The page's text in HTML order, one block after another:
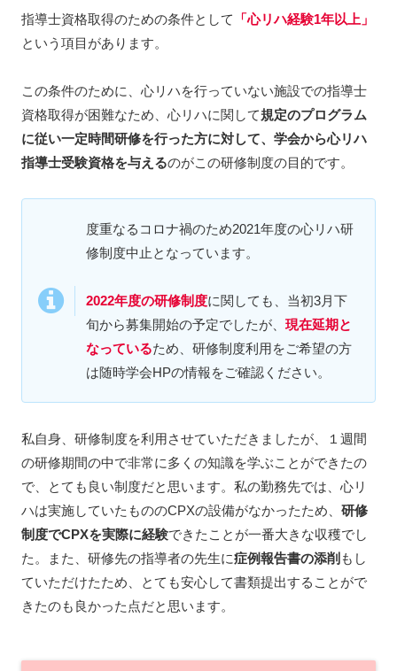
指導士資格取得のための条件として
「心リハ経験1年以上」
という項目があります。
この条件のために、心リハを行っていない施設での指導士
資格取得が困難なため、心リハに関して規定のプログラム
に従い一定時間研修を行った方に対して、学会から心リハ
指導士受験資格を与えるのがこの研修制度の目的です。
度重なるコロナ禍のため2021年度の心リハ研
修制度中止となっています。
2022年度の研修制度に関しても、当初3月下
旬から募集開始の予定でしたが、 現在延期と
なっているため、研修制度利用をご希望の方
は随時学会HPの情報をご確認ください。
私自身、研修制度を利用させていただきましたが、１週間
の研修期間の中で非常に多くの知識を学ぶことができたの
で、とても良い制度だと思います。私の勤務先では、心リ
ハは実施していたもののCPXの設備がなかったため、 研修
制度でCPXを実際に経験できたことが一番大きな収穫でし
た。また、研修先の指導者の先生に症例報告書の添削 もし
ていただけたため、とても安心して書類提出することがで
きたのも良かった点だと思います。